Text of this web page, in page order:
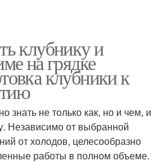
клубнику и
на грядке
клубники к
знать не только как, но и чем, и
Независимо от выбранной
от холодов, целесообразно
работы в полном объеме.